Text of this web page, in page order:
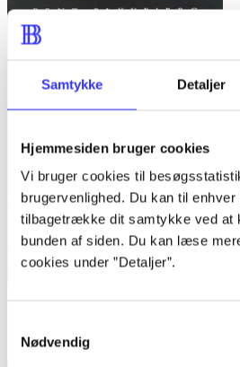
Samtykke Detaljer
Hjemmesiden bruger cookies
Vi bruger cookies til
brugervenlighed. Du kan til
tilbagetrække dit samtykke ved at
bunden af siden. Du kan læse
cookies under ”Detaljer”.
Nødvendig
Bent Flyvbjerg